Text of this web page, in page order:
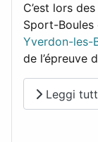
C’est lors
Sport-Boules
Yverdon-les-
de l’épreuve
Leggi